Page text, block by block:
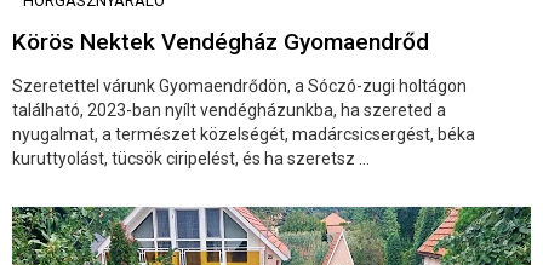
Körös Nektek Vendégház Gyomaendrőd
Szeretettel várunk Gyomaendrődön, a Sóczó-zugi holtágon
található, 2023-ban nyílt vendégházunkba, ha szereted a
nyugalmat, a természet közelségét, madárcsicsergést, béka
kuruttyolást, tücsök ciripelést, és ha szeretsz ...